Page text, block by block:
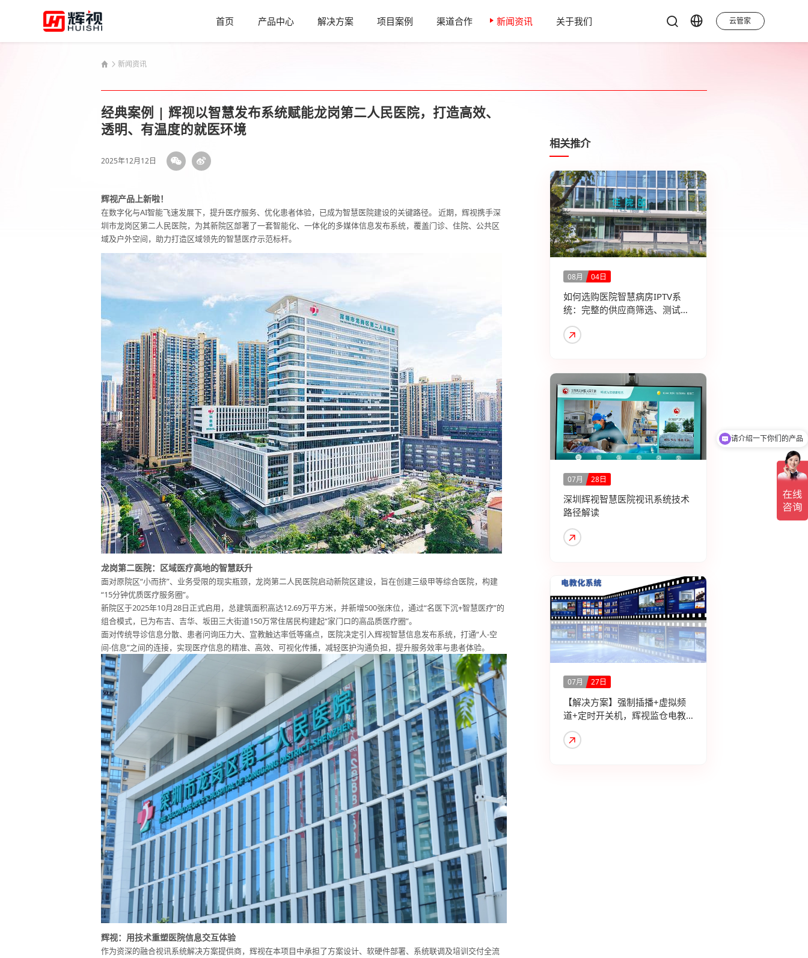
云管家
首页 产品中心 解决方案 项目案例 渠道合作 新闻资讯 关于我们
新闻资讯
经典案例 | 辉视以智慧发布系统赋能龙岗第二人民医院，打造高效、
透明、有温度的就医环境
2025年12月12日
辉视产品上新啦！
在数字化与AI智能飞速发展下，提升医疗服务、优化患者体验，已成为智慧医院建设的关键路径。 近期，辉视携手深
圳市龙岗区第二人民医院，为其新院区部署了一套智能化、一体化的多媒体信息发布系统，覆盖门诊、住院、公共区
域及户外空间，助力打造区域领先的智慧医疗示范标杆。
龙岗第二医院：区域医疗高地的智慧跃升
面对原院区“小而挤”、业务受限的现实瓶颈，龙岗第二人民医院启动新院区建设，旨在创建三级甲等综合医院，构建
“15分钟优质医疗服务圈”。
新院区于2025年10月28日正式启用，总建筑面积高达12.69万平方米，并新增500张床位，通过“名医下沉+智慧医疗”的
组合模式，已为布吉、吉华、坂田三大街道150万常住居民构建起“家门口的高品质医疗圈”。
面对传统导诊信息分散、患者问询压力大、宣教触达率低等痛点，医院决定引入辉视智慧信息发布系统，打通“人-空
间-信息”之间的连接，实现医疗信息的精准、高效、可视化传播，减轻医护沟通负担，提升服务效率与患者体验。
辉视：用技术重塑医院信息交互体验
作为资深的融合视讯系统解决方案提供商，辉视在本项目中承担了方案设计、软硬件部署、系统联调及培训交付全流
相关推介
08月 04日
如何选购医院智慧病房IPTV系
统：完整的供应商筛选、测试与
07月 28日
深圳辉视智慧医院视讯系统技术
路径解读
07月 27日
【解决方案】强制插播+虚拟频
道+定时开关机，辉视监仓电教
化系统全解析
你们公司是做什么的？